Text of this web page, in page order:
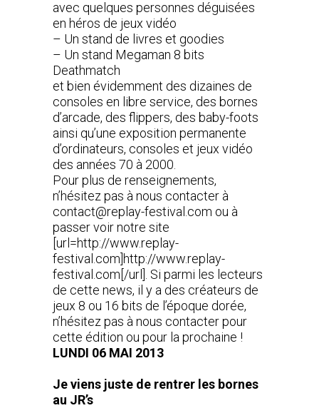
avec quelques personnes déguisées
en héros de jeux vidéo
– Un stand de livres et goodies
– Un stand Megaman 8 bits
Deathmatch
et bien évidemment des dizaines de
consoles en libre service, des bornes
d’arcade, des flippers, des baby-foots
ainsi qu’une exposition permanente
d’ordinateurs, consoles et jeux vidéo
des années 70 à 2000.
Pour plus de renseignements,
n’hésitez pas à nous contacter à
contact@replay-festival.com ou à
passer voir notre site
[url=http://www.replay-
festival.com]http://www.replay-
festival.com[/url]. Si parmi les lecteurs
de cette news, il y a des créateurs de
jeux 8 ou 16 bits de l’époque dorée,
n’hésitez pas à nous contacter pour
cette édition ou pour la prochaine !
LUNDI 06 MAI 2013
Je viens juste de rentrer les bornes
au JR’s